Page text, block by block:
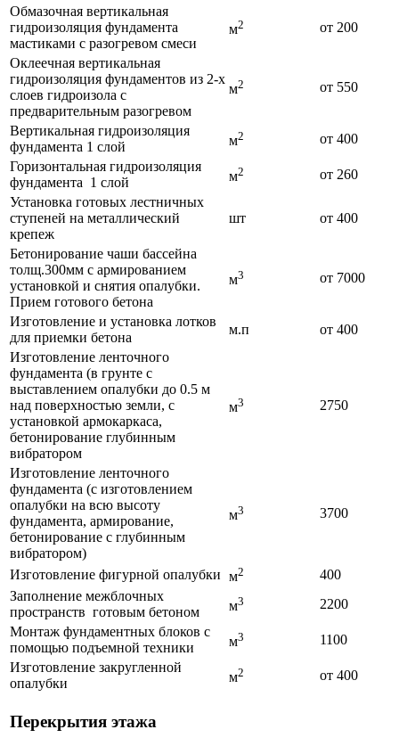
Обмазочная вертикальная
гидроизоляция фундамента
мастиками с разогревом смеси
м2 от 200
Оклеечная вертикальная
гидроизоляция фундаментов из 2-х
слоев гидроизола с
предварительным разогревом
м2 от 550
Вертикальная гидроизоляция
фундамента 1 слой
м2
от 400
Горизонтальная гидроизоляция
фундамента 1 слой
м2
от 260
Установка готовых лестничных
ступеней на металлический
крепеж
шт от 400
Бетонирование чаши бассейна
толщ.300мм с армированием
установкой и снятия опалубки.
Прием готового бетона
м3 от 7000
Изготовление и установка лотков
для приемки бетона
м.п
от 400
Изготовление ленточного
фундамента (в грунте с
выставлением опалубки до 0.5 м
над поверхностью земли, с
установкой армокаркаса,
бетонирование глубинным
вибратором
м3 2750
Изготовление ленточного
фундамента (с изготовлением
опалубки на всю высоту
фундамента, армирование,
бетонирование с глубинным
вибратором)
м3 3700
Изготовление фигурной опалубки м2
400
Заполнение межблочных
пространств готовым бетоном
м3
2200
Монтаж фундаментных блоков с
помощью подъемной техники
м3
1100
Изготовление закругленной
опалубки
м2 от 400
Перекрытия этажа